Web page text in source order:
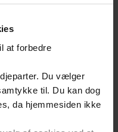
at forbedre
Du vælger
til. Du kan dog
da hjemmesiden ikke
2.976
848